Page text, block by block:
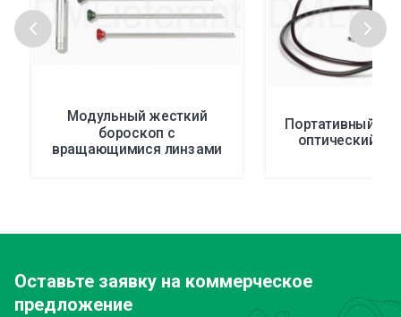
Модульный жесткий
бороскоп с
вращающимися линзами
Портативный
оптический
Оставьте заявку на коммерческое
предложение